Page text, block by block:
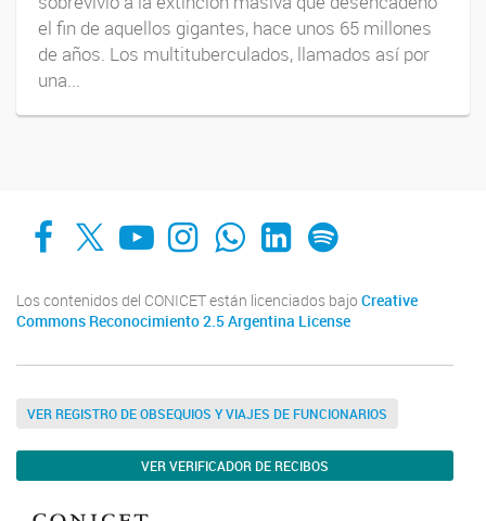
el fin de aquellos gigantes, hace unos 65 millones
de años. Los multituberculados, llamados así por
una...
Facebook
X YouTube
Instagram
Whats AppLinkedIn
Spotify
Los contenidos del CONICET están licenciados bajo Creative
Commons Reconocimiento 2.5 Argentina License
VER REGISTRO DE OBSEQUIOS Y VIAJES DE FUNCIONARIOS
VER VERIFICADOR DE RECIBOS